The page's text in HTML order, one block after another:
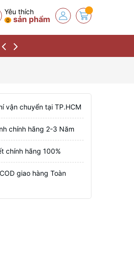
Yêu thích
0 sản phẩm
vận chuyển tại TP.HCM
chính hãng 2-3 Năm
chính hãng 100%
giao hàng Toàn